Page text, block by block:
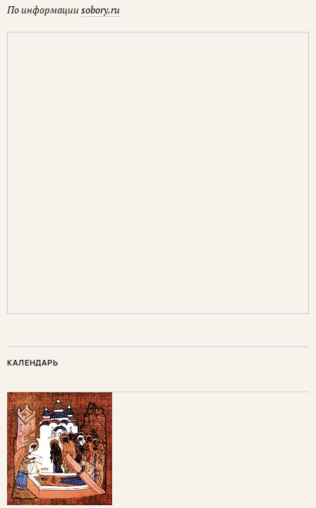
По информации sobory.ru
КАЛЕНДАРЬ